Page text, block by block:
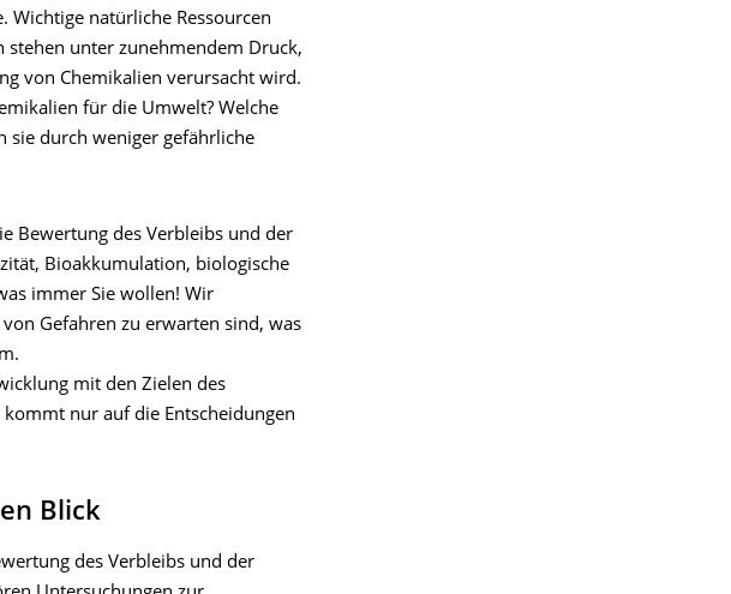
Wichtige natürliche Ressourcen
stehen unter zunehmendem Druck,
von Chemikalien verursacht wird.
für die Umwelt? Welche
sie durch weniger gefährliche
Bewertung des Verbleibs und der
Bioakkumulation, biologische
immer Sie wollen! Wir
Gefahren zu erwarten sind, was
mit den Zielen des
nur auf die Entscheidungen
Blick
des Verbleibs und der